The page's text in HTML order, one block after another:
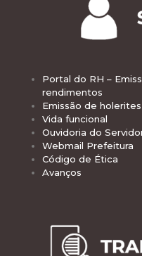
Portal do RH –
rendimentos
Emissão de holerites
Vida funcional
Ouvidoria do
Webmail Prefeitura
Código de Ética
Avanços